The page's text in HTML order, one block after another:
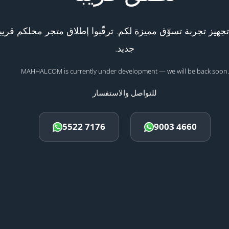
تجربة تسوّق مميزة لكم. ترقّبوا إطلاق متجر محلكم
جديد.
MAHHALCOM is currently under development — we will be back soon.
للتواصل والاستفسار
5522 7176 9003 4660